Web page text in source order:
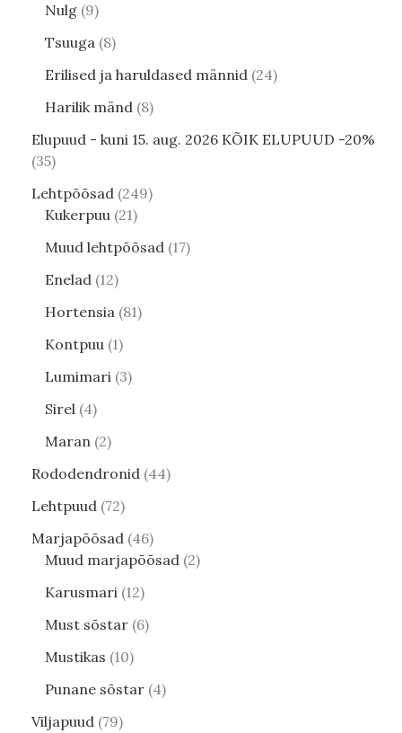
Nulg 9
Tsuuga 8
Erilised ja haruldased männid 24
Harilik mänd 8
Elupuud - kuni 15. aug. 2026 KÕIK ELUPUUD -20%
35
Lehtpõõsad 249
Kukerpuu 21
Muud lehtpõõsad 17
Enelad 12
Hortensia 81
Kontpuu 1
Lumimari 3
Sirel 4
Maran 2
Rododendronid 44
Lehtpuud 72
Marjapõõsad 46
Muud marjapõõsad 2
Karusmari 12
Must sõstar 6
Mustikas 10
Punane sõstar 4
Viljapuud 79